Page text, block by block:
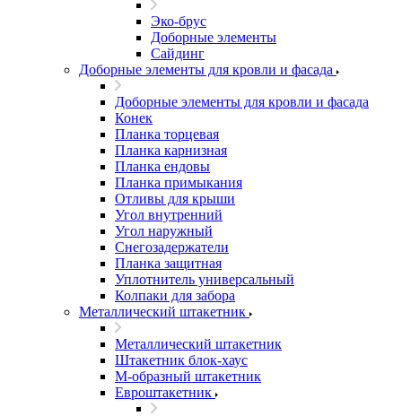
Эко-брус
Доборные элементы
Сайдинг
Доборные элементы для кровли и фасада
Доборные элементы для кровли и фасада
Конек
Планка торцевая
Планка карнизная
Планка ендовы
Планка примыкания
Отливы для крыши
Угол внутренний
Угол наружный
Снегозадержатели
Планка защитная
Уплотнитель универсальный
Колпаки для забора
Металлический штакетник
Металлический штакетник
Штакетник блок-хаус
М-образный штакетник
Евроштакетник